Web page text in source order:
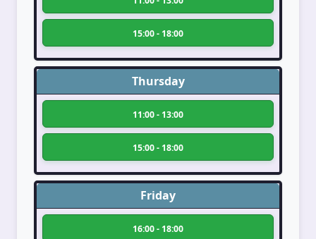
15:00 - 18:00
Thursday
11:00 - 13:00
15:00 - 18:00
Friday
16:00 - 18:00